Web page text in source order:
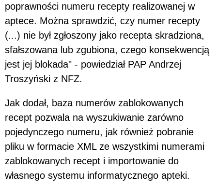
poprawności numeru recepty realizowanej w
aptece. Można sprawdzić, czy numer recepty
(...) nie był zgłoszony jako recepta skradziona,
sfałszowana lub zgubiona, czego konsekwencją
jest jej blokada" - powiedział PAP Andrzej
Troszyński z NFZ.
Jak dodał, baza numerów zablokowanych
recept pozwala na wyszukiwanie zarówno
pojedynczego numeru, jak również pobranie
pliku w formacie XML ze wszystkimi numerami
zablokowanych recept i importowanie do
własnego systemu informatycznego apteki.